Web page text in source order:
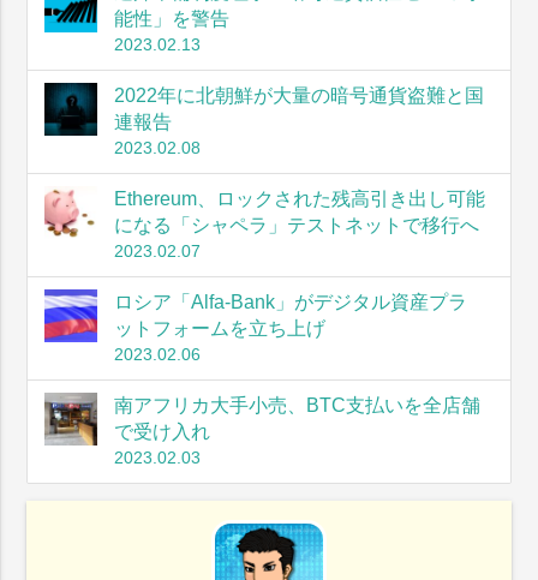
能性」を警告
2023.02.13
2022年に北朝鮮が大量の暗号通貨盗難と国
連報告
2023.02.08
Ethereum、ロックされた残高引き出し可能
になる「シャペラ」テストネットで移行へ
2023.02.07
ロシア「Alfa-Bank」がデジタル資産プラ
ットフォームを立ち上げ
2023.02.06
南アフリカ大手小売、BTC支払いを全店舗
で受け入れ
2023.02.03